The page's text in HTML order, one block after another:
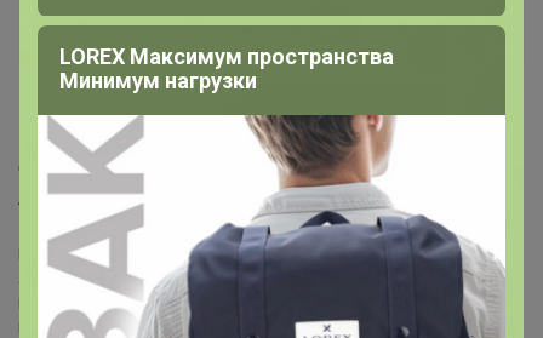
— "викундик"
Спасибо большое!
А то испугалась.что у меня что то не ладное...
Мама троих красоток
Ангелина 26.10.2008
Кристина 24.03.2013
Инесса 12.02.2016
LOREX Максимум пространства
Минимум нагрузки